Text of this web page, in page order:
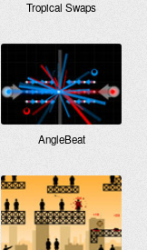
Tropical Swaps
AngleBeat